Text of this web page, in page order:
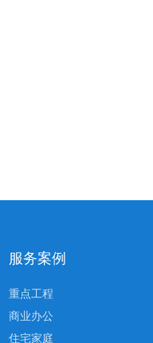
服务案例
重点工程
商业办公
住宅家庭